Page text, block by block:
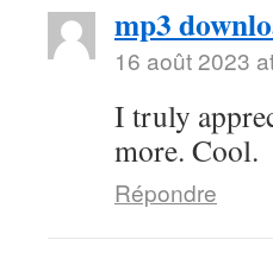
mp3
16 août 2023
I truly
more. Cool.
Répondre